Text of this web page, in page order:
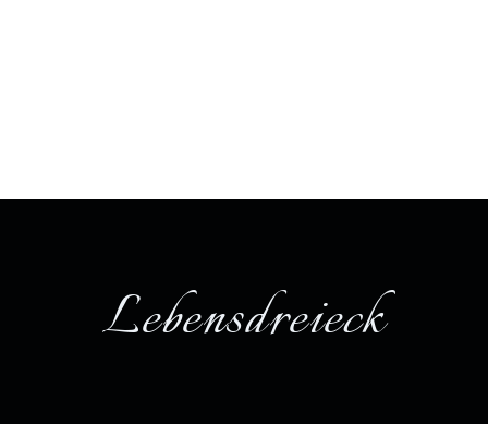
Lebensdreieck